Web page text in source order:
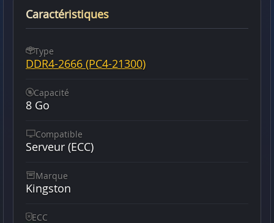
Caractéristiques
Type
DDR4-2666 (PC4-21300)
Capacité
8 Go
Compatible
Serveur (ECC)
Marque
Kingston
ECC